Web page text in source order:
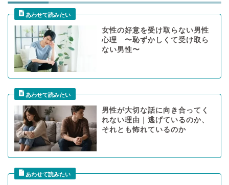
女性の好意を受け取らない男性
心理 〜恥ずかしくて受け取ら
ない男性〜
男性が大切な話に向き合ってく
れない理由｜逃げているのか、
それとも怖れているのか